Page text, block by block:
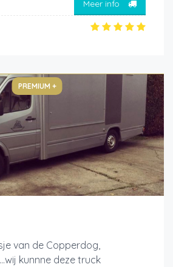
Meer info
PREMIUM +
van de Copperdog,
kunnne deze truck